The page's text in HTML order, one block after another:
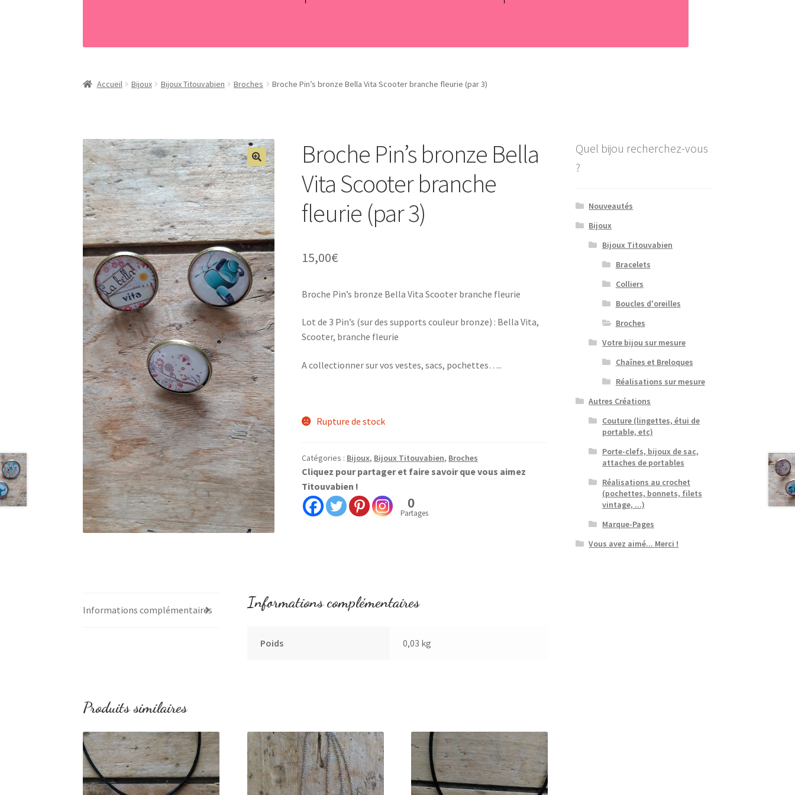
Accueil Bijoux Bijoux Titouvabien Broches Broche Pin’s bronze Bella Vita Scooter branche fleurie (par 3)
Broche Pin’s bronze Bella
Vita Scooter branche
fleurie (par 3)
15,00€
Broche Pin’s bronze Bella Vita Scooter branche fleurie
Lot de 3 Pin’s (sur des supports couleur bronze) : Bella Vita,
Scooter, branche fleurie
A collectionner sur vos vestes, sacs, pochettes…..
Rupture de stock
Catégories : Bijoux, Bijoux Titouvabien, Broches
Cliquez pour partager et faire savoir que vous aimez
Titouvabien !
0
Partages
Informations complémentaires Informations complémentaires
Poids 0,03 kg
Produits similaires
Quel bijou recherchez-vous
?
Nouveautés
Bijoux
Bijoux Titouvabien
Bracelets
Colliers
Boucles d'oreilles
Broches
Votre bijou sur mesure
Chaînes et Breloques
Réalisations sur mesure
Autres Créations
Couture (lingettes, étui de
portable, etc)
Porte-clefs, bijoux de sac,
attaches de portables
Réalisations au crochet
(pochettes, bonnets, filets
vintage, ...)
Marque-Pages
Vous avez aimé... Merci !